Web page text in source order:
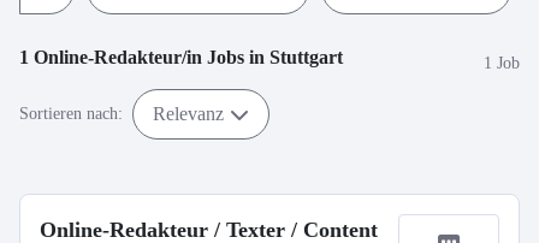
1 Online-Redakteur/in Jobs in Stuttgart 1 Job
Sortieren nach: Relevanz
Online-Redakteur / Texter / Content